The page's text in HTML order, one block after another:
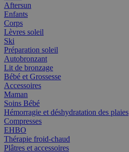
Aftersun
Enfants
Corps
Lèvres soleil
Ski
Préparation soleil
Autobronzant
Lit de bronzage
Bébé et Grossesse
Accessoires
Maman
Soins Bébé
Hémorragie et déshydratation des plaies
Compresses
EHBO
Thérapie froid-chaud
Plâtres et accessoires